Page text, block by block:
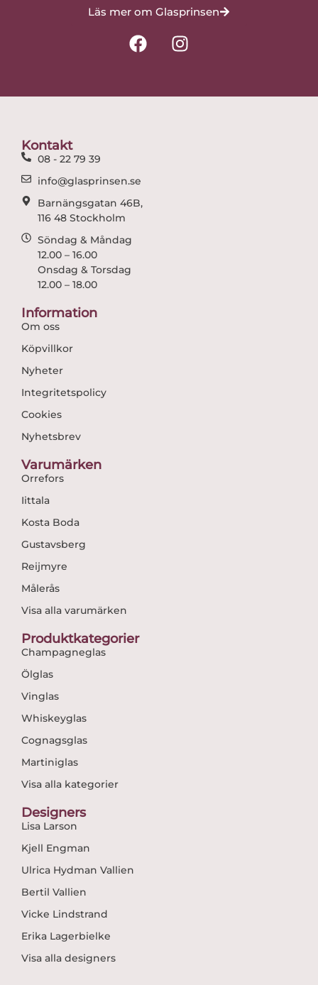
Läs mer om Glasprinsen
F
a
I
n
Kontakt
08 - 22 79 39
info@glasprinsen.se
Barnängsgatan 46B,
116 48 Stockholm
Söndag & Måndag
12.00 – 16.00
Onsdag & Torsdag
12.00 – 18.00
Information
Om oss
Köpvillkor
Nyheter
Integritetspolicy
Cookies
Nyhetsbrev
Varumärken
Orrefors
Iittala
Kosta Boda
Gustavsberg
Reijmyre
Målerås
Visa alla varumärken
Produktkategorier
Champagneglas
Ölglas
Vinglas
Whiskeyglas
Cognagsglas
Martiniglas
Visa alla kategorier
Designers
Lisa Larson
Kjell Engman
Ulrica Hydman Vallien
Bertil Vallien
Vicke Lindstrand
Erika Lagerbielke
Visa alla designers